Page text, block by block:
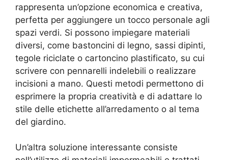
rappresenta un’opzione economica e creativa,
perfetta per aggiungere un tocco personale agli
spazi verdi. Si possono impiegare materiali
diversi, come bastoncini di legno, sassi dipinti,
tegole riciclate o cartoncino plastificato, su cui
scrivere con pennarelli indelebili o realizzare
incisioni a mano. Questi metodi permettono di
esprimere la propria creatività e di adattare lo
stile delle etichette all’arredamento o al tema
del giardino.
Un’altra soluzione interessante consiste